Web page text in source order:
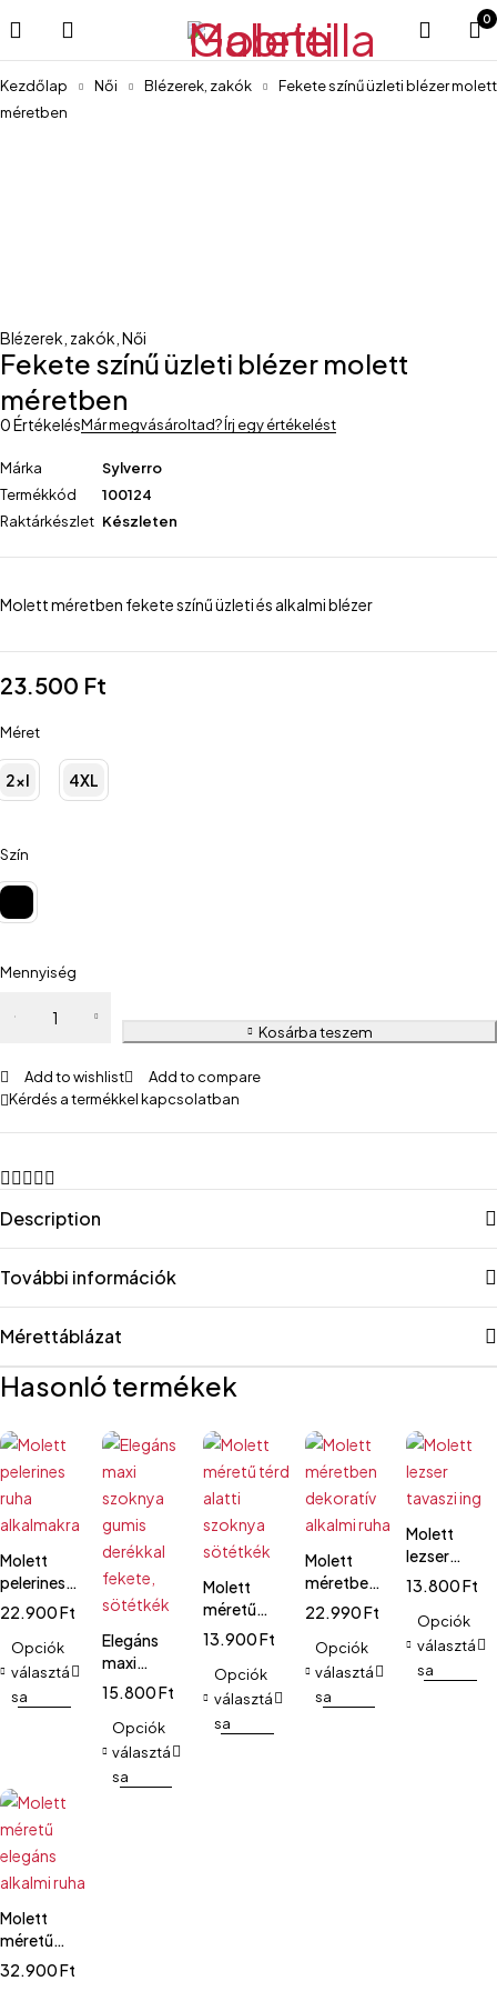
0
Kezdőlap Női Blézerek, zakók
Fekete színű üzleti blézer molett
méretben
Blézerek, zakók Női
Fekete színű üzleti blézer molett
méretben
0 ÉrtékelésMár megvásároltad? Írj egy értékelést
Márka
Sylverro
Termékkód
100124
Raktárkészlet Készleten
Molett méretben fekete színű üzleti és alkalmi blézer
23.500 Ft
Méret
2xl 4XL
Szín
Mennyiség
Kosárba teszem
Add to wishlist
Add to compare
Kérdés a termékkel kapcsolatban
Description
További információk
Mérettáblázat
Hasonló termékek
Molett
pelerines
ruha
22.900Ft
Opciók
választá
sa
Elegáns
maxi
szoknya
derékkal
fekete,
sötétkék
15.800Ft
Opciók
választá
sa
Molett
méretű
térd alatti
sötétkék
13.900Ft
Opciók
választá
sa
Molett
méretben
dekoratív
ruha
22.990Ft
Opciók
választá
sa
Molett
lezser
tavaszi ing
13.800Ft
Opciók
választá
sa
Molett
méretű
elegáns
32.900Ft